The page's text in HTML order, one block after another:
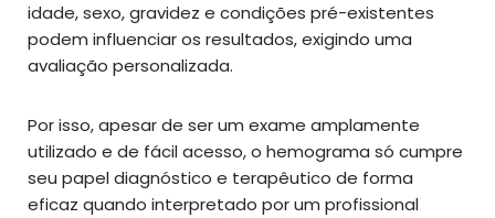
idade, sexo, gravidez e condições pré-existentes
podem influenciar os resultados, exigindo uma
avaliação personalizada.
Por isso, apesar de ser um exame amplamente
utilizado e de fácil acesso, o hemograma só cumpre
seu papel diagnóstico e terapêutico de forma
eficaz quando interpretado por um profissional